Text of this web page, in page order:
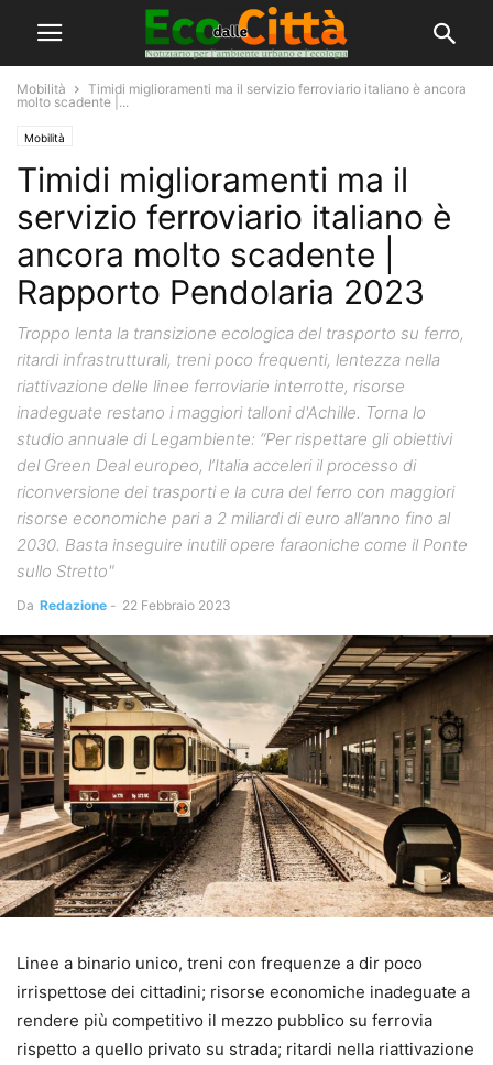
Mobilità
Timidi miglioramenti ma il servizio ferroviario italiano è ancora
molto scadente |...
Mobilità
Timidi miglioramenti ma il
servizio ferroviario italiano è
ancora molto scadente |
Rapporto Pendolaria 2023
Troppo lenta la transizione ecologica del trasporto su ferro,
ritardi infrastrutturali, treni poco frequenti, lentezza nella
riattivazione delle linee ferroviarie interrotte, risorse
inadeguate restano i maggiori talloni d'Achille. Torna lo
studio annuale di Legambiente: “Per rispettare gli obiettivi
del Green Deal europeo, l’Italia acceleri il processo di
riconversione dei trasporti e la cura del ferro con maggiori
risorse economiche pari a 2 miliardi di euro all’anno fino al
2030. Basta inseguire inutili opere faraoniche come il Ponte
sullo Stretto"
Da Redazione - 22 Febbraio 2023
Linee a binario unico, treni con frequenze a dir poco
irrispettose dei cittadini; risorse economiche inadeguate a
rendere più competitivo il mezzo pubblico su ferrovia
rispetto a quello privato su strada; ritardi nella riattivazione